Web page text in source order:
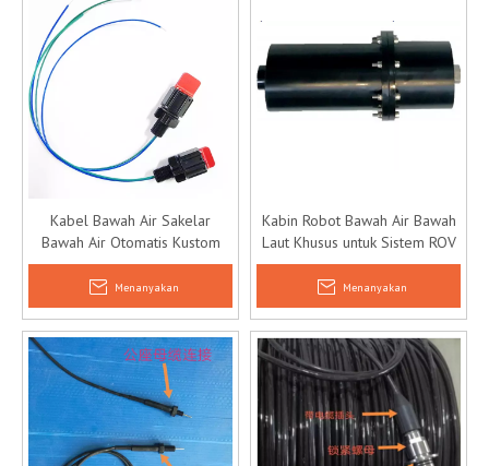
Kabel Bawah Air Sakelar
Bawah Air Otomatis Kustom
Menanyakan
Kabin Robot Bawah Air Bawah
Laut Khusus untuk Sistem ROV
Menanyakan